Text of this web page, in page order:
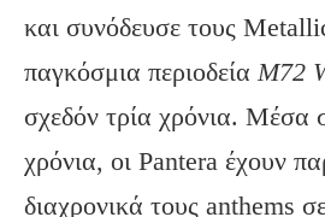
και συνόδευσε τους
παγκόσμια περιοδείαM72
σχεδόν τρία χρόνια. Μέσα
χρόνια, οι Pantera έχουν
διαχρονικά τους anthems